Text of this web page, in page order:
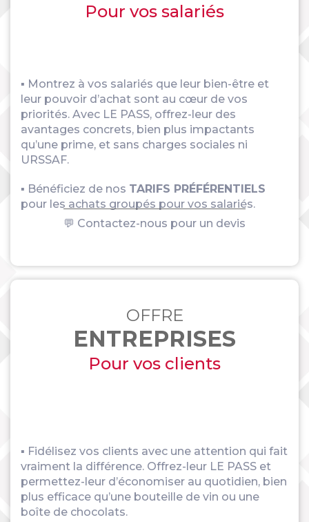
Pour vos salariés
▪ Montrez à vos salariés que leur bien-être et
leur pouvoir d’achat sont au cœur de vos
priorités. Avec LE PASS, offrez-leur des
avantages concrets, bien plus impactants
qu’une prime, et sans charges sociales ni
URSSAF.
▪ Bénéficiez de nos TARIFS PRÉFÉRENTIELS
pour les achats groupés pour vos salariés.
💬 Contactez-nous pour un devis
OFFRE
ENTREPRISES
Pour vos clients
▪ Fidélisez vos clients avec une attention qui fait
vraiment la différence. Offrez-leur LE PASS et
permettez-leur d’économiser au quotidien, bien
plus efficace qu’une bouteille de vin ou une
boîte de chocolats.